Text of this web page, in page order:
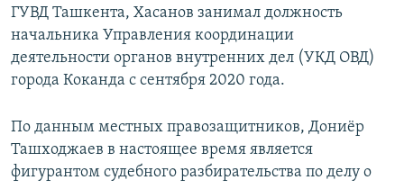
ГУВД Ташкента, Хасанов занимал должность
начальника Управления координации
деятельности органов внутренних дел (УКД ОВД)
города Коканда с сентября 2020 года.
По данным местных правозащитников, Дониёр
Ташходжаев в настоящее время является
фигурантом судебного разбирательства по делу о